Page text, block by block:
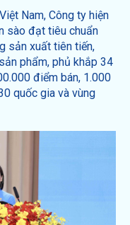
Nam, Công ty hiện
sào đạt tiêu chuẩn
sản xuất tiên tiến,
phẩm, phủ khắp 34
điểm bán, 1.000
quốc gia và vùng